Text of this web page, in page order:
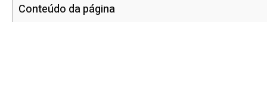
Conteúdo da página